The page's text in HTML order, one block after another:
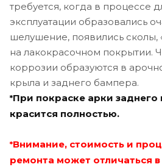
требуется, когда в процессе
эксплуатации образовались
шелушение, появились сколы,
на лакокрасочном покрытии.
коррозии образуются в
крыла и заднего бампера.
*При покраске арки
красится полностью.
*Внимание, стоимость и
ремонта может отличаться